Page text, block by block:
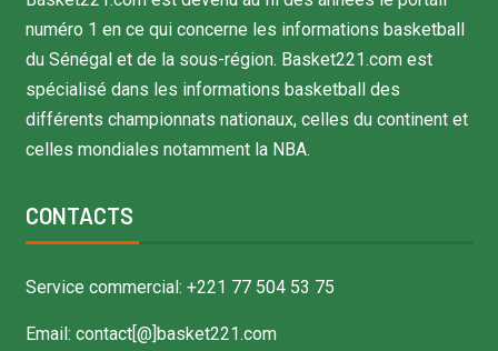
numéro 1 en ce qui concerne les informations basketball
du Sénégal et de la sous-région. Basket221.com est
spécialisé dans les informations basketball des
différents championnats nationaux, celles du continent et
celles mondiales notamment la NBA.
CONTACTS
Service commercial: +221 77 504 53 75
Email: contact[@]basket221.com